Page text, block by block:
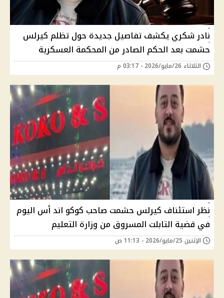
نادر شكري يكشف تفاصيل جديدة حول تظلم كيرلس
حشمت بعد الحكم الصادر من المحكمة العسكرية
الثلاثاء 26/مايو/2026 - 03:17 م
نظر استئناف كيرلس حشمت صاحب كوكو اند أس اليوم
في قضية التابلت المسروق من وزارة التعليم
الإثنين 25/مايو/2026 - 11:13 ص